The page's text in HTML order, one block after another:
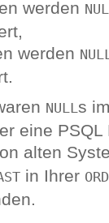
werden
werden
NULL s
eine
alten
in Ihrer